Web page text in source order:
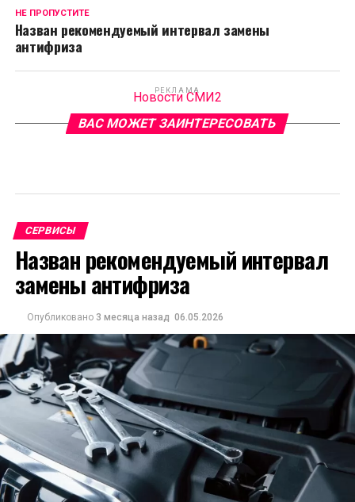
НЕ ПРОПУСТИТЕ
Назван рекомендуемый интервал замены
антифриза
РЕКЛАМА
Новости СМИ2
ВАС МОЖЕТ ЗАИНТЕРЕСОВАТЬ
СЕРВИСЫ
Назван рекомендуемый интервал
замены антифриза
Опубликовано 3 месяца назад 06.05.2026